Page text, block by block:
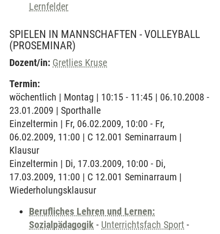
Lernfelder
SPIELEN IN MANNSCHAFTEN - VOLLEYBALL
(PROSEMINAR)
Dozent/in: Gretlies Kruse
Termin:
wöchentlich | Montag | 10:15 - 11:45 | 06.10.2008 -
23.01.2009 | Sporthalle
Einzeltermin | Fr, 06.02.2009, 10:00 - Fr,
06.02.2009, 11:00 | C 12.001 Seminarraum |
Klausur
Einzeltermin | Di, 17.03.2009, 10:00 - Di,
17.03.2009, 11:00 | C 12.001 Seminarraum |
Wiederholungsklausur
Berufliches Lehren und Lernen:
Sozialpädagogik - Unterrichtsfach Sport -